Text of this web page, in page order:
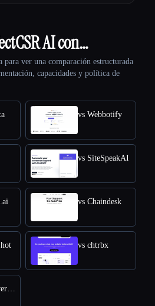
AI con…
ver una comparación estructurada
capacidades y política de
vs Webbotify
vs SiteSpeakAI
vs Chaindesk
vs chtrbx
vs AI Answers by Cohere